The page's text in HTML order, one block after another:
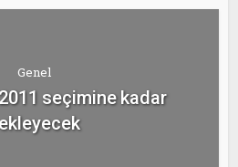
Genel
seçimine kadar